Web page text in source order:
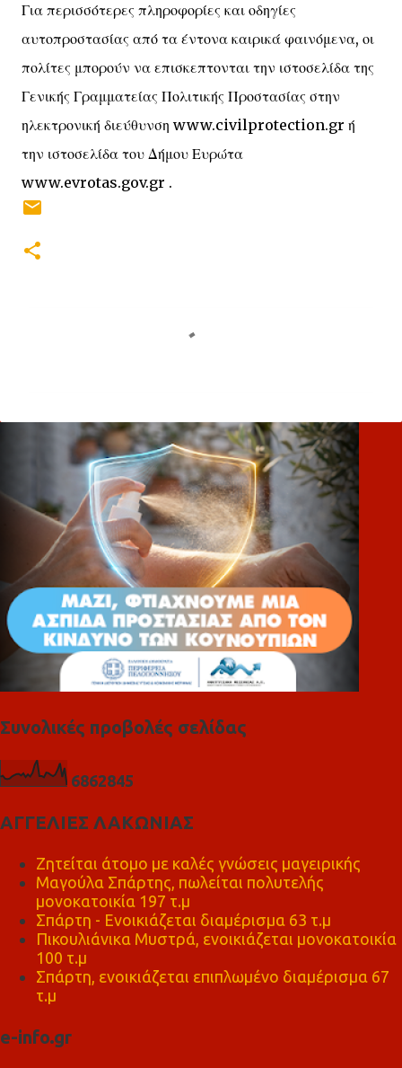
Για περισσότερες πληροφορίες και οδηγίες
αυτοπροστασίας από τα έντονα καιρικά φαινόμενα, οι
πολίτες μπορούν να επισκεπτονται την ιστοσελίδα της
Γενικής Γραμματείας Πολιτικής Προστασίας στην
ηλεκτρονική διεύθυνση www.civilprotection.gr ή
την ιστοσελίδα του Δήμου Ευρώτα
www.evrotas.gov.gr .
λ
Συνολικές προβολές σελίδας
6862845
ΑΓΓΕΛΙΕΣ ΛΑΚΩΝΙΑΣ
Ζητείται άτομο με καλές γνώσεις μαγειρικής
Μαγούλα Σπάρτης, πωλείται πολυτελής
μονοκατοικία 197 τ.μ
Σπάρτη - Ενοικιάζεται διαμέρισμα 63 τ.μ
Πικουλιάνικα Μυστρά, ενοικιάζεται μονοκατοικία
100 τ.μ
Σπάρτη, ενοικιάζεται επιπλωμένο διαμέρισμα 67
τ.μ
e-info.gr